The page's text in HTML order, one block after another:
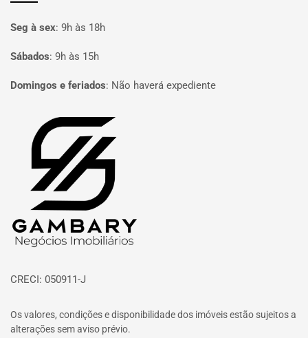
Seg à sex: 9h às 18h
Sábados: 9h às 15h
Domingos e feriados: Não haverá expediente
Página inicial
CRECI: 050911-J
Os valores, condições e disponibilidade dos imóveis estão sujeitos a
alterações sem aviso prévio.